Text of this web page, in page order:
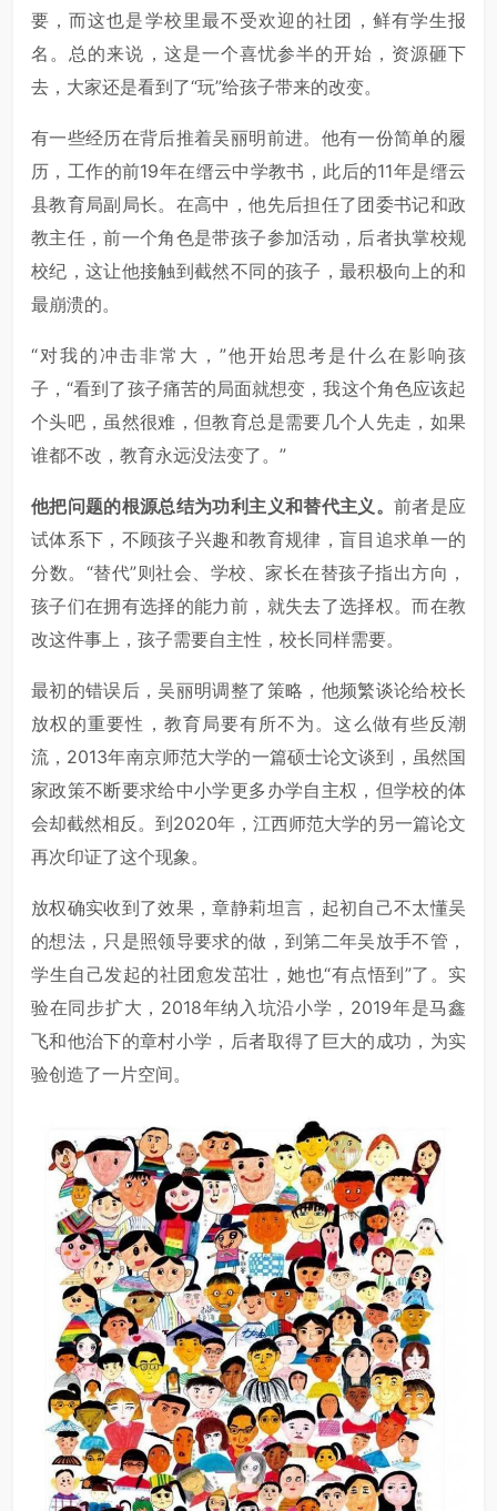
要，而这也是学校里最不受欢迎的社团，鲜有学生报
名。总的来说，这是一个喜忧参半的开始，资源砸下
去，大家还是看到了“玩”给孩子带来的改变。
有一些经历在背后推着吴丽明前进。他有一份简单的履
历，工作的前19年在缙云中学教书，此后的11年是缙云
县教育局副局长。在高中，他先后担任了团委书记和政
教主任，前一个角色是带孩子参加活动，后者执掌校规
校纪，这让他接触到截然不同的孩子，最积极向上的和
最崩溃的。
“对我的冲击非常大，”他开始思考是什么在影响孩
子，“看到了孩子痛苦的局面就想变，我这个角色应该起
个头吧，虽然很难，但教育总是需要几个人先走，如果
谁都不改，教育永远没法变了。”
他把问题的根源总结为功利主义和替代主义。 前者是应
试体系下，不顾孩子兴趣和教育规律，盲目追求单一的
分数。“替代”则社会、学校、家长在替孩子指出方向，
孩子们在拥有选择的能力前，就失去了选择权。而在教
改这件事上，孩子需要自主性，校长同样需要。
最初的错误后，吴丽明调整了策略，他频繁谈论给校长
放权的重要性，教育局要有所不为。这么做有些反潮
流，2013年南京师范大学的一篇硕士论文谈到，虽然国
家政策不断要求给中小学更多办学自主权，但学校的体
会却截然相反。到2020年，江西师范大学的另一篇论文
再次印证了这个现象。
放权确实收到了效果，章静莉坦言，起初自己不太懂吴
的想法，只是照领导要求的做，到第二年吴放手不管，
学生自己发起的社团愈发茁壮，她也“有点悟到”了。实
验在同步扩大，2018年纳入坑沿小学，2019年是马鑫
飞和他治下的章村小学，后者取得了巨大的成功，为实
验创造了一片空间。